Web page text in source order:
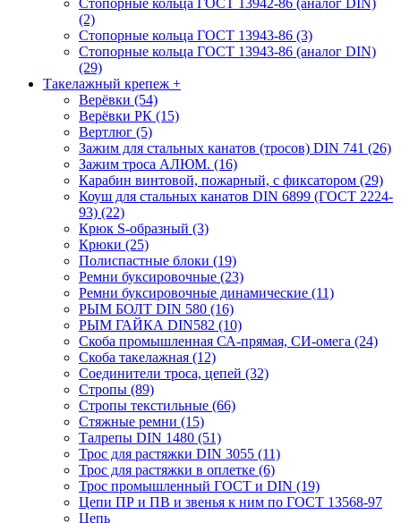
Стопорные кольца ГОСТ 13942-86 (аналог DIN)
(2)
Стопорные кольца ГОСТ 13943-86 (3)
Стопорные кольца ГОСТ 13943-86 (аналог DIN)
(29)
Такелажный крепеж +
Верёвки (54)
Верёвки РК (15)
Вертлюг (5)
Зажим для стальных канатов (тросов) DIN 741 (26)
Зажим троса АЛЮМ. (16)
Карабин винтовой, пожарный, с фиксатором (29)
Коуш для стальных канатов DIN 6899 (ГОСТ 2224-
93) (22)
Крюк S-образный (3)
Крюки (25)
Полиспастные блоки (19)
Ремни буксировочные (23)
Ремни буксировочные динамические (11)
РЫМ БОЛТ DIN 580 (16)
РЫМ ГАЙКА DIN582 (10)
Скоба промышленная СА-прямая, СИ-омега (24)
Скоба такелажная (12)
Соединители троса, цепей (32)
Стропы (89)
Стропы текстильные (66)
Стяжные ремни (15)
Талрепы DIN 1480 (51)
Трос для растяжки DIN 3055 (11)
Трос для растяжки в оплетке (6)
Трос промышленный ГОСТ и DIN (19)
Цепи ПР и ПВ и звенья к ним по ГОСТ 13568-97
Цепь